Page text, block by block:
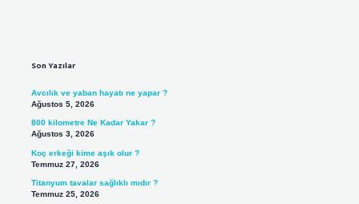
Son Yazılar
Avcılık ve yaban hayatı ne yapar ?
Ağustos 5, 2026
800 kilometre Ne Kadar Yakar ?
Ağustos 3, 2026
Koç erkeği kime aşık olur ?
Temmuz 27, 2026
Titanyum tavalar sağlıklı mıdır ?
Temmuz 25, 2026